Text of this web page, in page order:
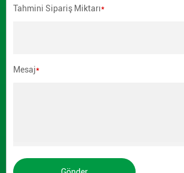
Tahmini Sipariş Miktarı*
Mesaj*